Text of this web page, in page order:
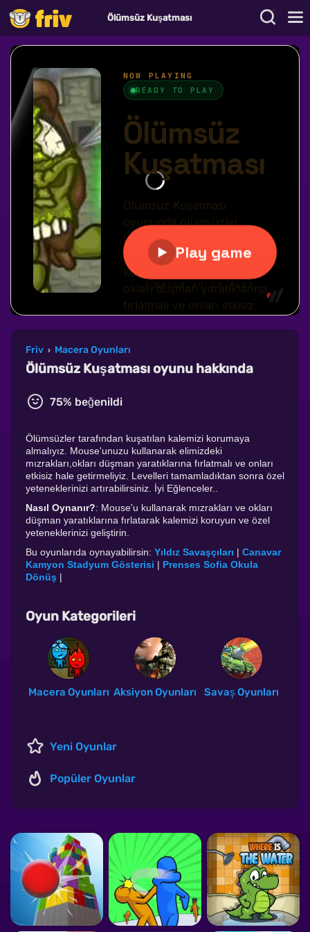
Ölümsüz Kuşatması
Friv › Macera Oyunları
Ölümsüz Kuşatması oyunu hakkında
75% beğenildi
Ölümsüzler tarafından kuşatılan kalemizi korumaya
almalıyız. Mouse'unuzu kullanarak elimizdeki
mızrakları,okları düşman yaratıklarına fırlatmalı ve onları
etkisiz hale getirmeliyiz. Levelleri tamamladıktan sonra özel
yeteneklerinizi artırabilirsiniz. İyi Eğlenceler..
Nasıl Oynanır?: Mouse'u kullanarak mızrakları ve okları
düşman yaratıklarına fırlatarak kalemizi koruyun ve özel
yeteneklerinizi geliştirin.
Bu oyunlarıda oynayabilirsin: Yıldız Savaşçıları | Canavar
Kamyon Stadyum Gösterisi | Prenses Sofia Okula
Dönüş |
Oyun Kategorileri
Macera Oyunları Aksiyon Oyunları Savaş Oyunları
Yeni Oyunlar
Popüler Oyunlar